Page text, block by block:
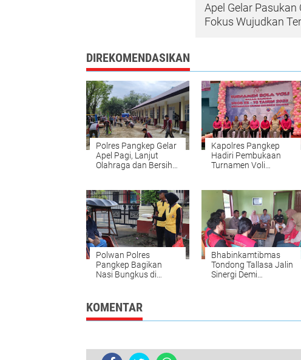
Apel Gelar
Fokus Wujudkan
DIREKOMENDASIKAN
Polres Pangkep Gelar
Apel Pagi, Lanjut
Olahraga dan Bersih-
Kapolres Pangkep
Hadiri Pembukaan
Turnamen Voli
Polwan Polres
Pangkep Bagikan
Nasi Bungkus di
Bhabinkamtibmas
Tondong Tallasa Jalin
Sinergi Demi
KOMENTAR